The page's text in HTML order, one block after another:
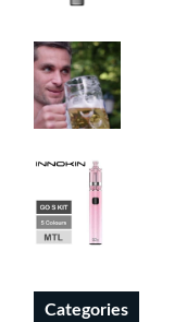
Categories